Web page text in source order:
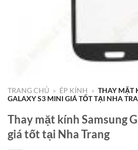
TRANG CHỦ » ÉP KÍNH » THAY MẶT
GALAXY S3 MINI GIÁ TỐT TẠI NHA
Thay mặt kính Samsung
giá tốt tại Nha Trang